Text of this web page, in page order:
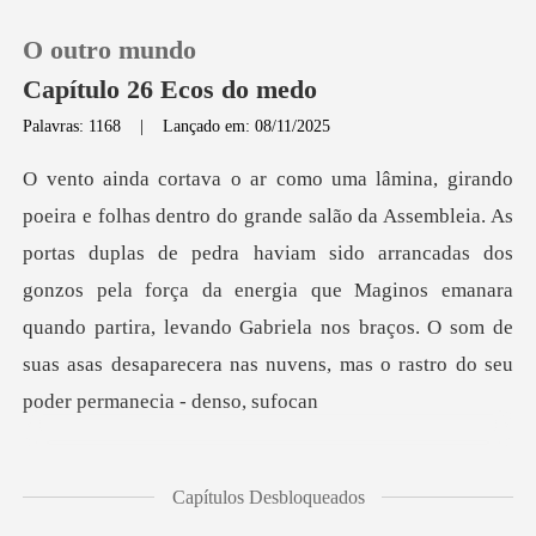
0
Loja
O outro mundo
Capítulo 26 Ecos do medo
Palavras: 1168 |Lançado em: 08/11/2025
duplas de pedra haviam sido arrancadas dos
gonzos pela força da energia que Maginos emanara
quando partira, levando
Capítulos Desbloqueados